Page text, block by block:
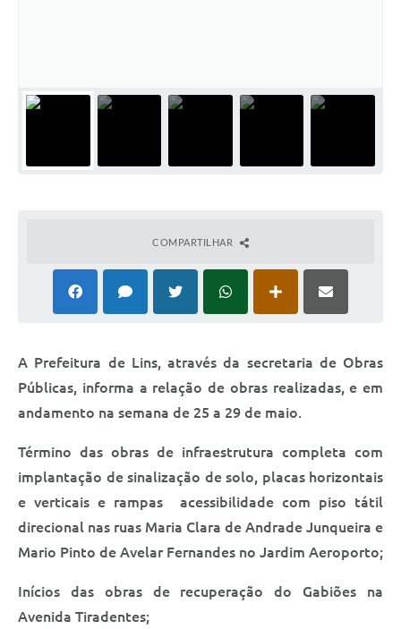
Junta Militar
Educação
Meio Ambiente
Saúde
A Prefeitura
Plano de Contingência 2024-2025 Lins/SP
Tributos
COMPARTILHAR
A Prefeitura de Lins, através da secretaria de Obras
Públicas, informa a relação de obras realizadas, e em
andamento na semana de 25 a 29 de maio.
Término das obras de infraestrutura completa com
implantação de sinalização de solo, placas horizontais
e verticais e rampas acessibilidade com piso tátil
direcional nas ruas Maria Clara de Andrade Junqueira e
Mario Pinto de Avelar Fernandes no Jardim Aeroporto;
Inícios das obras de recuperação do Gabiões na
Avenida Tiradentes;